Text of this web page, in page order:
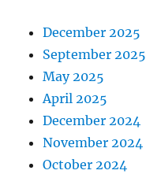
December 2025
September 2025
May 2025
April 2025
December 2024
November 2024
October 2024